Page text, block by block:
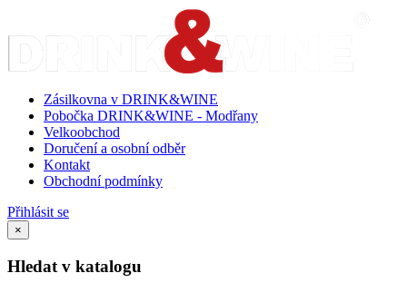
Zásilkovna v DRINK&WINE
Pobočka DRINK&WINE - Modřany
Velkoobchod
Doručení a osobní odběr
Kontakt
Obchodní podmínky
Přihlásit se
×
Hledat v katalogu